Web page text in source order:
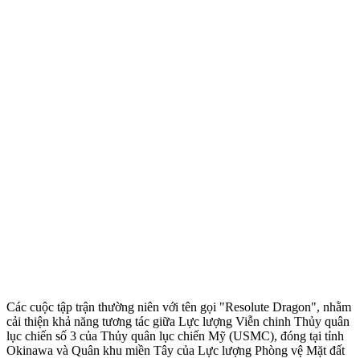
Các cuộc tập trận thường niên với tên gọi "Resolute Dragon", nhằm
cải thiện khả năng tương tác giữa Lực lượng Viễn chinh Thủy quân
lục chiến số 3 của Thủy quân lục chiến Mỹ (USMC), đóng tại tỉnh
Okinawa và Quân khu miền Tây của Lực lượng Phòng vệ Mặt đất